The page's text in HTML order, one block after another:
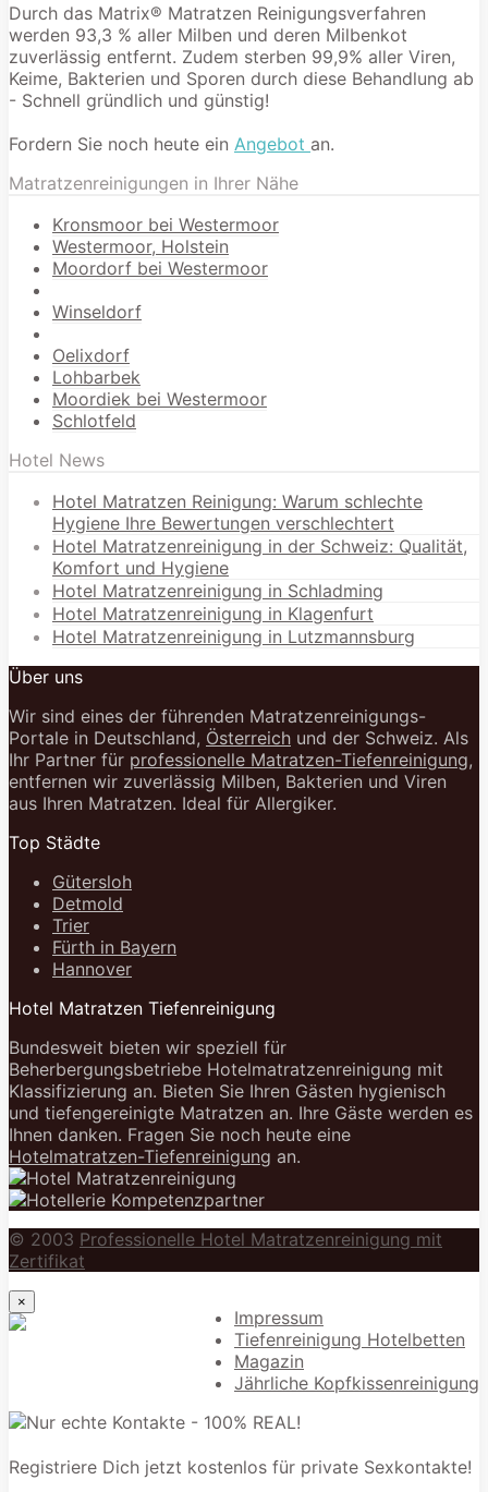
Durch das Matrix® Matratzen Reinigungsverfahren
werden 93,3 % aller Milben und deren Milbenkot
zuverlässig entfernt. Zudem sterben 99,9% aller Viren,
Keime, Bakterien und Sporen durch diese Behandlung ab
- Schnell gründlich und günstig!
Fordern Sie noch heute ein Angebot an.
Matratzenreinigungen in Ihrer Nähe
Kronsmoor bei Westermoor
Westermoor, Holstein
Moordorf bei Westermoor
Winseldorf
Oelixdorf
Lohbarbek
Moordiek bei Westermoor
Schlotfeld
Hotel News
Hotel Matratzen Reinigung: Warum schlechte
Hygiene Ihre Bewertungen verschlechtert
Hotel Matratzenreinigung in der Schweiz: Qualität,
Komfort und Hygiene
Hotel Matratzenreinigung in Schladming
Hotel Matratzenreinigung in Klagenfurt
Hotel Matratzenreinigung in Lutzmannsburg
Über uns
Wir sind eines der führenden Matratzenreinigungs-
Portale in Deutschland, Österreich und der Schweiz. Als
Ihr Partner für professionelle Matratzen-Tiefenreinigung,
entfernen wir zuverlässig Milben, Bakterien und Viren
aus Ihren Matratzen. Ideal für Allergiker.
Top Städte
Gütersloh
Detmold
Trier
Fürth in Bayern
Hannover
Hotel Matratzen Tiefenreinigung
Bundesweit bieten wir speziell für
Beherbergungsbetriebe Hotelmatratzenreinigung mit
Klassifizierung an. Bieten Sie Ihren Gästen hygienisch
und tiefengereinigte Matratzen an. Ihre Gäste werden es
Ihnen danken. Fragen Sie noch heute eine
Hotelmatratzen-Tiefenreinigung an.
© 2003 Professionelle Hotel Matratzenreinigung mit
Zertifikat
Impressum
Tiefenreinigung Hotelbetten
Magazin
Jährliche Kopfkissenreinigung
×
Registriere Dich jetzt kostenlos für private Sexkontakte!